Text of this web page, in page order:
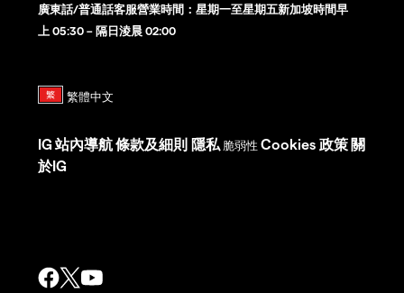
廣東話/普通話客服營業時間：星期一至星期五新加坡時間早
上 05:30 – 隔日淩晨 02:00
IG 站內導航條款及細則 隱私 脆弱性 Cookies 政策 關
於IG